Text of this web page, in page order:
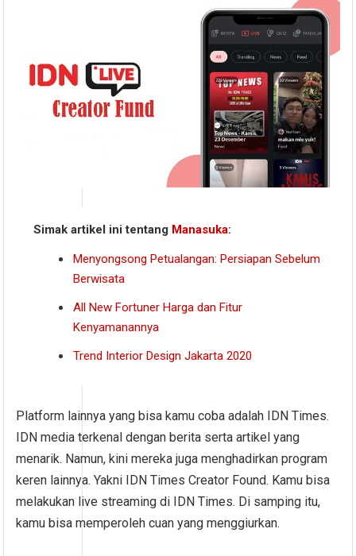
Simak artikel ini tentang Manasuka:
Menyongsong Petualangan: Persiapan Sebelum
Berwisata
All New Fortuner Harga dan Fitur
Kenyamanannya
Trend Interior Design Jakarta 2020
Platform lainnya yang bisa kamu coba adalah IDN Times.
IDN media terkenal dengan berita serta artikel yang
menarik. Namun, kini mereka juga menghadirkan program
keren lainnya. Yakni IDN Times Creator Found. Kamu bisa
melakukan live streaming di IDN Times. Di samping itu,
kamu bisa memperoleh cuan yang menggiurkan.